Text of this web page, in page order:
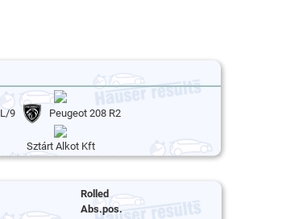
L/9 Peugeot 208 R2
Sztárt Alkot Kft
Rolled
Abs.pos.